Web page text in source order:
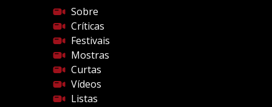
Sobre
Críticas
Festivais
Mostras
Curtas
Vídeos
Listas